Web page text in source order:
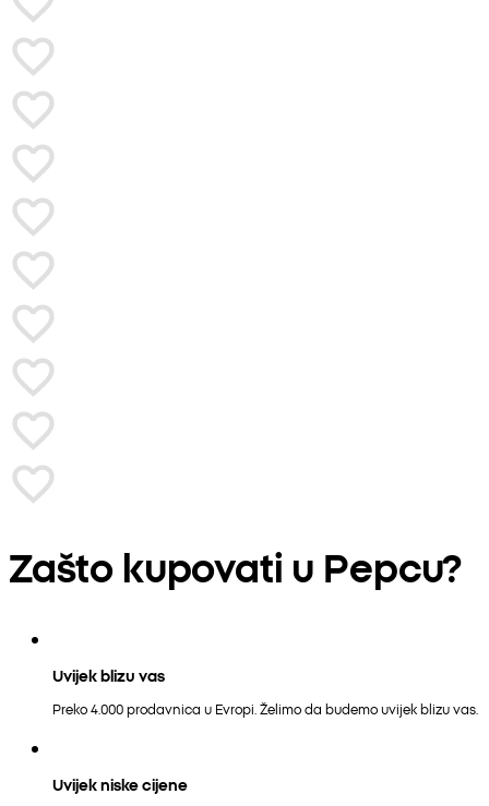
Zašto kupovati u Pepcu?
Uvijek blizu vas
Preko 4.000 prodavnica u Evropi. Želimo da budemo uvijek blizu vas.
Uvijek niske cijene